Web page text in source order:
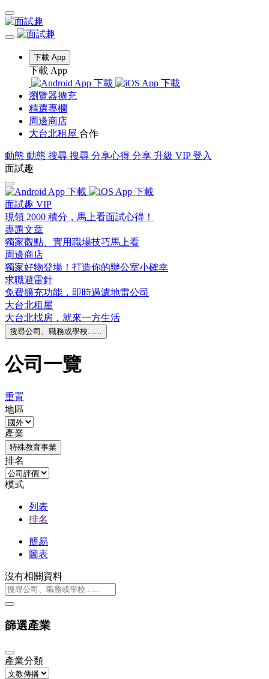
下載 App
下載 App
瀏覽器擴充
精選專欄
周邊商店
大台北租屋 合作
動態 動態 搜尋 搜尋 分享心得 分享 升級 VIP 登入
面試趣
面試趣 VIP
現領 2000 積分，馬上看面試心得！
專題文章
獨家觀點、實用職場技巧馬上看
周邊商店
獨家好物登場！打造你的辦公室小確幸
求職避雷針
免費擴充功能，即時過濾地雷公司
大台北租屋
大台北找房，就來一方生活
搜尋公司、職務或學校......
公司一覽
重置
地區
產業
特殊教育事業
排名
模式
列表
排名
簡易
圖表
沒有相關資料
篩選產業
產業分類